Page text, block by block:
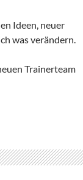
Ideen, neuer
was verändern.
Trainerteam